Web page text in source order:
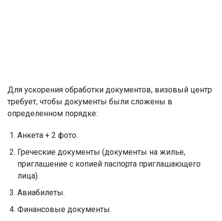
Для ускорения обработки документов, визовый центр
требует, чтобы документы были сложены в
определенном порядке:
Анкета + 2 фото.
Греческие документы (документы на жилье,
приглашение с копией паспорта приглашающего
лица).
Авиабилеты.
Финансовые документы.